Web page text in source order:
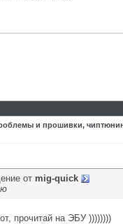
и прошивки,
от mig-quick
прочитай на ЭБУ ))))))))